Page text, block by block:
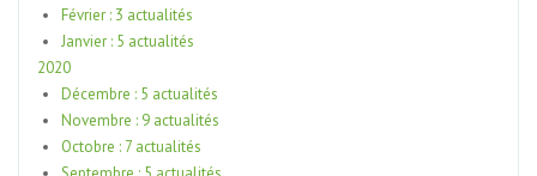
Février : 3 actualités
Janvier : 5 actualités
2020
Décembre : 5 actualités
Novembre : 9 actualités
Octobre : 7 actualités